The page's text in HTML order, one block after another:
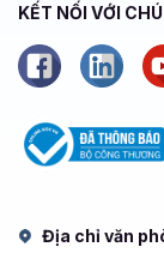
KẾT NỐI VỚI
Địa chỉ văn